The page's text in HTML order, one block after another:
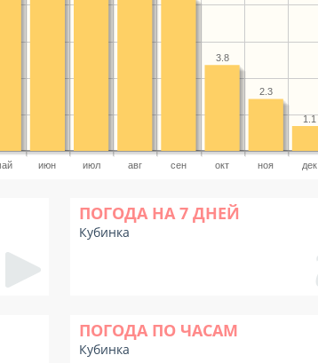
июн июл авг сен окт ноя дек
1.1
2.3
3.8
ПОГОДА НА 7 ДНЕЙ
Кубинка
ПОГОДА ПО ЧАСАМ
Кубинка